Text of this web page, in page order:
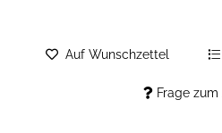
Frage zum
Auf Wunschzettel